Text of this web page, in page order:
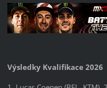
Výsledky Kvalifikace 2026